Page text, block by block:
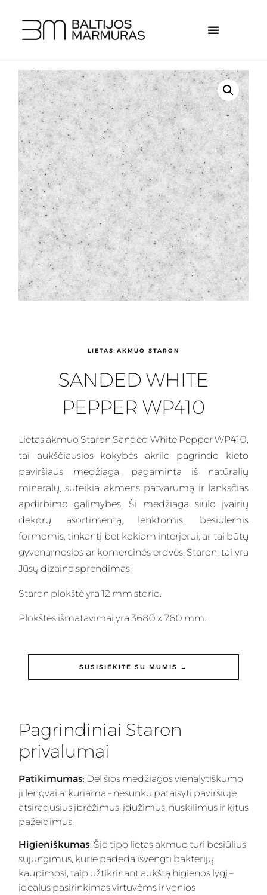
LIETAS AKMUO STARON
SANDED WHITE
PEPPER WP410
Lietas akmuo Staron Sanded White Pepper WP410,
tai aukščiausios kokybės akrilo pagrindo kieto
paviršiaus medžiaga, pagaminta iš natūralių
mineralų, suteikia akmens patvarumą ir lanksčias
apdirbimo galimybes. Ši medžiaga siūlo įvairių
dekorų asortimentą, lenktomis, besiūlėmis
formomis, tinkantį bet kokiam interjerui, ar tai būtų
gyvenamosios ar komercinės erdvės. Staron, tai yra
Jūsų dizaino sprendimas!
Staron plokštė yra 12 mm storio.
Plokštės išmatavimai yra 3680 x 760 mm.
SUSISIEKITE SU MUMIS →
Pagrindiniai Staron
privalumai
Patikimumas: Dėl šios medžiagos vienalytiškumo
ji lengvai atkuriama – nesunku pataisyti paviršiuje
atsiradusius įbrėžimus, įdužimus, nuskilimus ir kitus
pažeidimus.
Higieniškumas: Šio tipo lietas akmuo turi besiūlius
sujungimus, kurie padeda išvengti bakterijų
kaupimosi, taip užtikrinant aukštą higienos lygį –
idealus pasirinkimas virtuvėms ir vonios